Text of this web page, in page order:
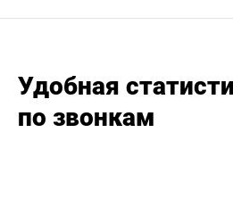
Удобная
по звонкам